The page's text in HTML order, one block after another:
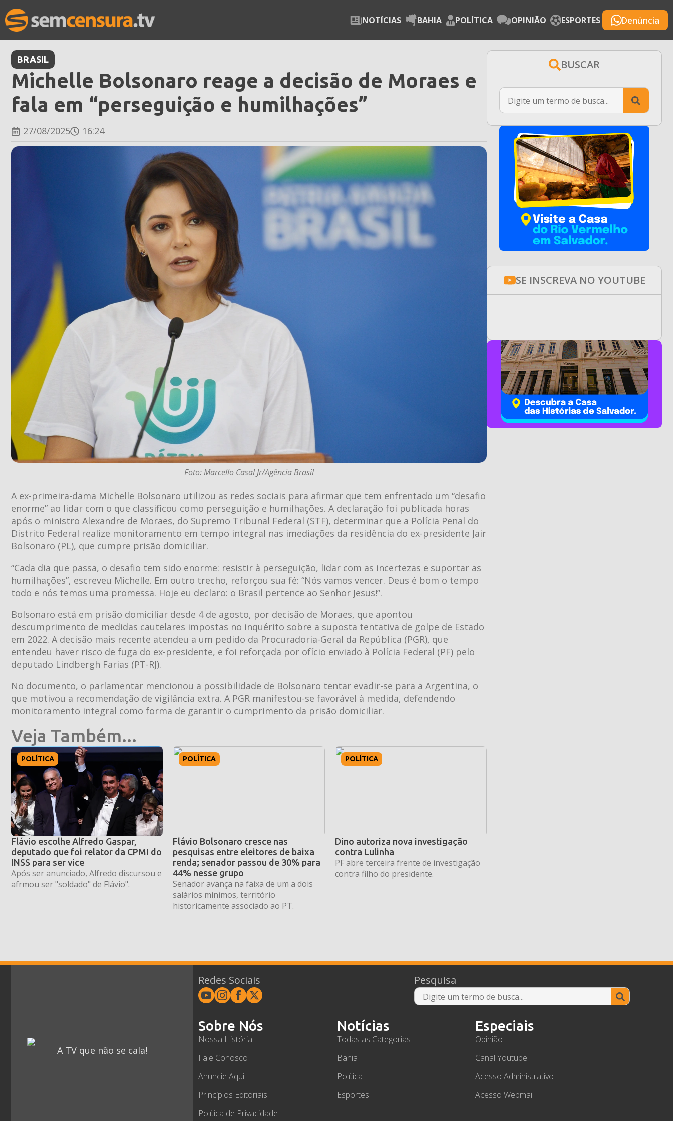
NOTÍCIAS BAHIA POLÍTICA OPINIÃO ESPORTES Denúncia
BRASIL
Michelle Bolsonaro reage a decisão de Moraes e
fala em “perseguição e humilhações”
27/08/2025 16:24
Foto: Marcello Casal Jr/Agência Brasil
A ex-primeira-dama Michelle Bolsonaro utilizou as redes sociais para afirmar que tem enfrentado um “desafio
enorme” ao lidar com o que classificou como perseguição e humilhações. A declaração foi publicada horas
após o ministro Alexandre de Moraes, do Supremo Tribunal Federal (STF), determinar que a Polícia Penal do
Distrito Federal realize monitoramento em tempo integral nas imediações da residência do ex-presidente Jair
Bolsonaro (PL), que cumpre prisão domiciliar.
“Cada dia que passa, o desafio tem sido enorme: resistir à perseguição, lidar com as incertezas e suportar as
humilhações”, escreveu Michelle. Em outro trecho, reforçou sua fé: “Nós vamos vencer. Deus é bom o tempo
todo e nós temos uma promessa. Hoje eu declaro: o Brasil pertence ao Senhor Jesus!”.
Bolsonaro está em prisão domiciliar desde 4 de agosto, por decisão de Moraes, que apontou
descumprimento de medidas cautelares impostas no inquérito sobre a suposta tentativa de golpe de Estado
em 2022. A decisão mais recente atendeu a um pedido da Procuradoria-Geral da República (PGR), que
entendeu haver risco de fuga do ex-presidente, e foi reforçada por ofício enviado à Polícia Federal (PF) pelo
deputado Lindbergh Farias (PT-RJ).
No documento, o parlamentar mencionou a possibilidade de Bolsonaro tentar evadir-se para a Argentina, o
que motivou a recomendação de vigilância extra. A PGR manifestou-se favorável à medida, defendendo
monitoramento integral como forma de garantir o cumprimento da prisão domiciliar.
Veja Também...
POLÍTICA
Flávio escolhe Alfredo Gaspar,
deputado que foi relator da CPMI do
INSS para ser vice
Após ser anunciado, Alfredo discursou e
afrmou ser "soldado" de Flávio".
POLÍTICA
Flávio Bolsonaro cresce nas
pesquisas entre eleitores de baixa
renda; senador passou de 30% para
44% nesse grupo
Senador avança na faixa de um a dois
salários mínimos, território
historicamente associado ao PT.
POLÍTICA
Dino autoriza nova investigação
contra Lulinha
PF abre terceira frente de investigação
contra filho do presidente.
BUSCAR
for:
SE INSCREVA NO YOUTUBE
A TV que não se cala!
Redes Sociais Pesquisa
Search
for:
Sobre Nós
Nossa História
Fale Conosco
Anuncie Aqui
Princípios Editoriais
Política de Privacidade
Notícias
Todas as Categorias
Bahia
Política
Esportes
Especiais
Opinião
Canal Youtube
Acesso Administrativo
Acesso Webmail